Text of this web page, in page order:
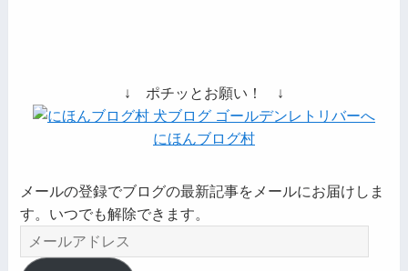
↓ ポチッとお願い！ ↓
にほんブログ村
メールの登録でブログの最新記事をメールにお届けしま
す。いつでも解除できます。
ー